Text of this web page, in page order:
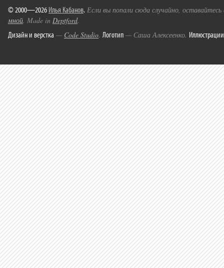
© 2000—2026 Илья Кабанов. Если вы попали сюда случайно,
мной. Made in Deptford.
Дизайн и верстка — Code Studio. Логотип — Саша Алексеенко. Иллюстрации